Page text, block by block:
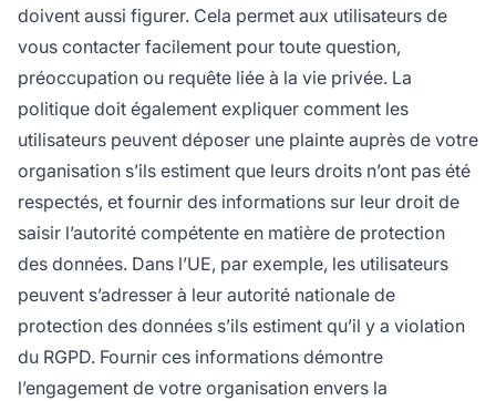
doivent aussi figurer. Cela permet aux utilisateurs de
vous contacter facilement pour toute question,
préoccupation ou requête liée à la vie privée. La
politique doit également expliquer comment les
utilisateurs peuvent déposer une plainte auprès de votre
organisation s’ils estiment que leurs droits n’ont pas été
respectés, et fournir des informations sur leur droit de
saisir l’autorité compétente en matière de protection
des données. Dans l’UE, par exemple, les utilisateurs
peuvent s’adresser à leur autorité nationale de
protection des données s’ils estiment qu’il y a violation
du RGPD. Fournir ces informations démontre
l’engagement de votre organisation envers la